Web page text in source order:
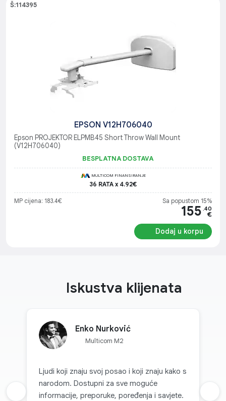
Š:114395
EPSON V12H706040
Epson PROJEKTOR ELPMB45 Short Throw Wall Mount
(V12H706040)
BESPLATNA DOSTAVA
MULTICOM FINANSIRANJE
36 RATA x 4.92€
MP cijena: 183.4€ Sa popustom 15%
155 .40
€
Dodaj u korpu
Iskustva klijenata
Enko Nurković
Multicom M2
Ljudi koji znaju svoj posao i koji znaju kako s
narodom. Dostupni za sve moguće
informacije, preporuke, poređenja i savjete.
Prethodna recenzija